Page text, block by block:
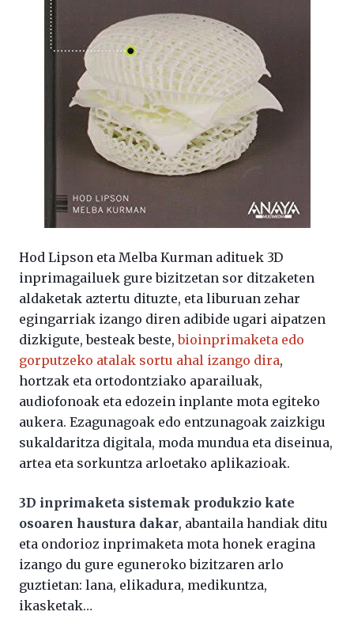
Hod Lipson eta Melba Kurman adituek 3D
inprimagailuek gure bizitzetan sor ditzaketen
aldaketak aztertu dituzte, eta liburuan zehar
egingarriak izango diren adibide ugari aipatzen
dizkigute, besteak beste,bioinprimaketa edo
gorputzeko atalak sortu ahal izango dira,
hortzak eta ortodontziako aparailuak,
audiofonoak eta edozein inplante mota egiteko
aukera. Ezagunagoak edo entzunagoak zaizkigu
sukaldaritza digitala, moda mundua eta diseinua,
artea eta sorkuntza arloetako aplikazioak.
3D inprimaketa sistemak produkzio kate
osoaren haustura dakar, abantaila handiak ditu
eta ondorioz inprimaketa mota honek eragina
izango du gure eguneroko bizitzaren arlo
guztietan: lana, elikadura, medikuntza,
ikasketak…